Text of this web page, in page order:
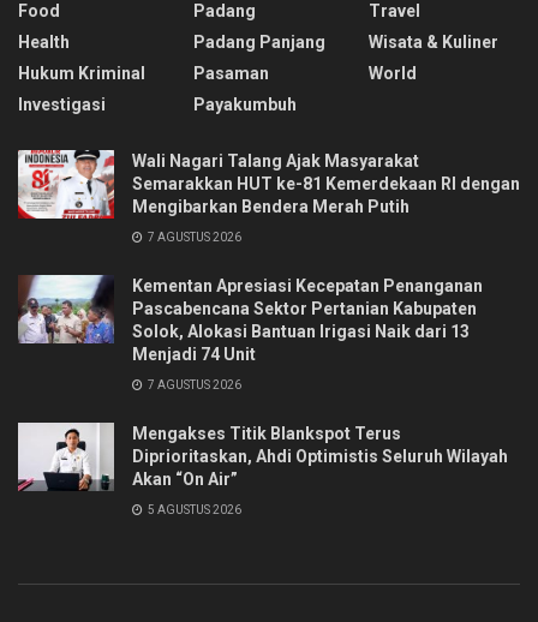
Food
Health
Hukum Kriminal
Investigasi
Padang
Padang Panjang
Pasaman
Payakumbuh
Travel
Wisata & Kuliner
World
Wali Nagari Talang Ajak Masyarakat
Semarakkan HUT ke-81 Kemerdekaan RI dengan
Mengibarkan Bendera Merah Putih
7 AGUSTUS 2026
Kementan Apresiasi Kecepatan Penanganan
Pascabencana Sektor Pertanian Kabupaten
Solok, Alokasi Bantuan Irigasi Naik dari 13
Menjadi 74 Unit
7 AGUSTUS 2026
Mengakses Titik Blankspot Terus
Diprioritaskan, Ahdi Optimistis Seluruh Wilayah
Akan “On Air”
5 AGUSTUS 2026